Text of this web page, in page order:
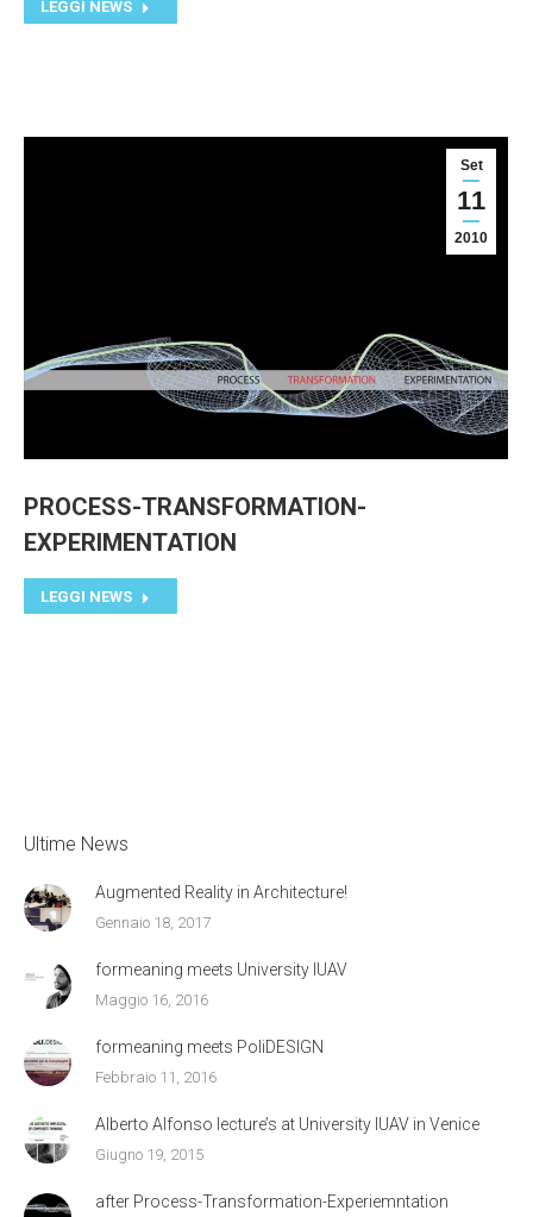
LEGGI NEWS
Set
11
2010
PROCESS-TRANSFORMATION-
EXPERIMENTATION
LEGGI NEWS
Ultime News
Augmented Reality in Architecture!
Gennaio 18, 2017
formeaning meets University IUAV
Maggio 16, 2016
formeaning meets PoliDESIGN
Febbraio 11, 2016
Alberto Alfonso lecture’s at University IUAV in Venice
Giugno 19, 2015
after Process-Transformation-Experiemntation